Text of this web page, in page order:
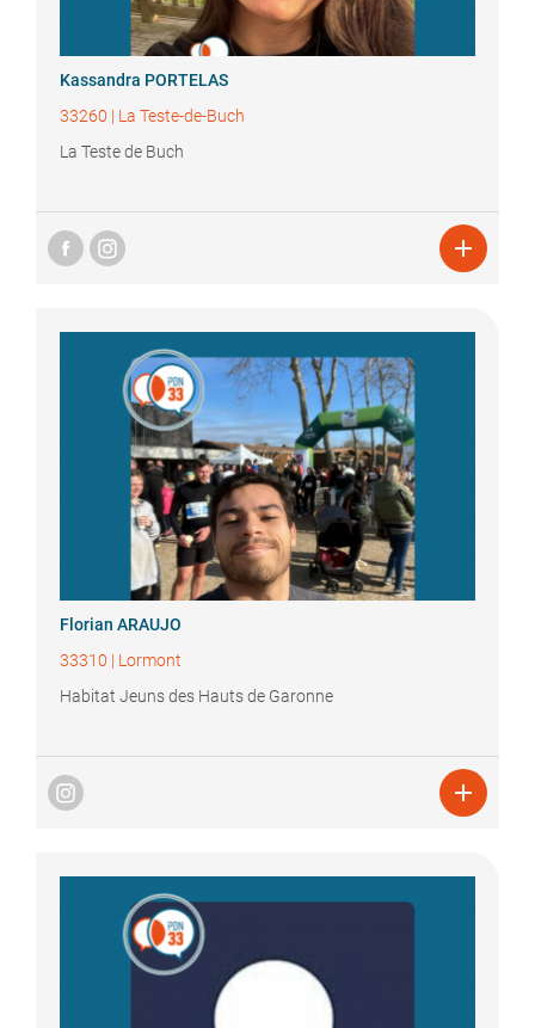
Kassandra PORTELAS
33260 | La Teste-de-Buch
La Teste de Buch

Florian ARAUJO
33310 | Lormont
Habitat Jeuns des Hauts de Garonne
